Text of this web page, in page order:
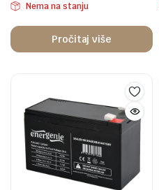
Nema na stanju
Pročitaj više